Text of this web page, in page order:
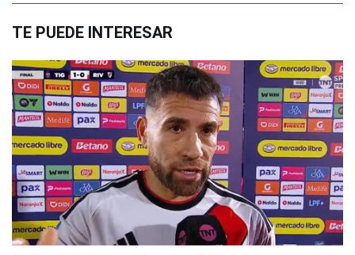
TE PUEDE INTERESAR